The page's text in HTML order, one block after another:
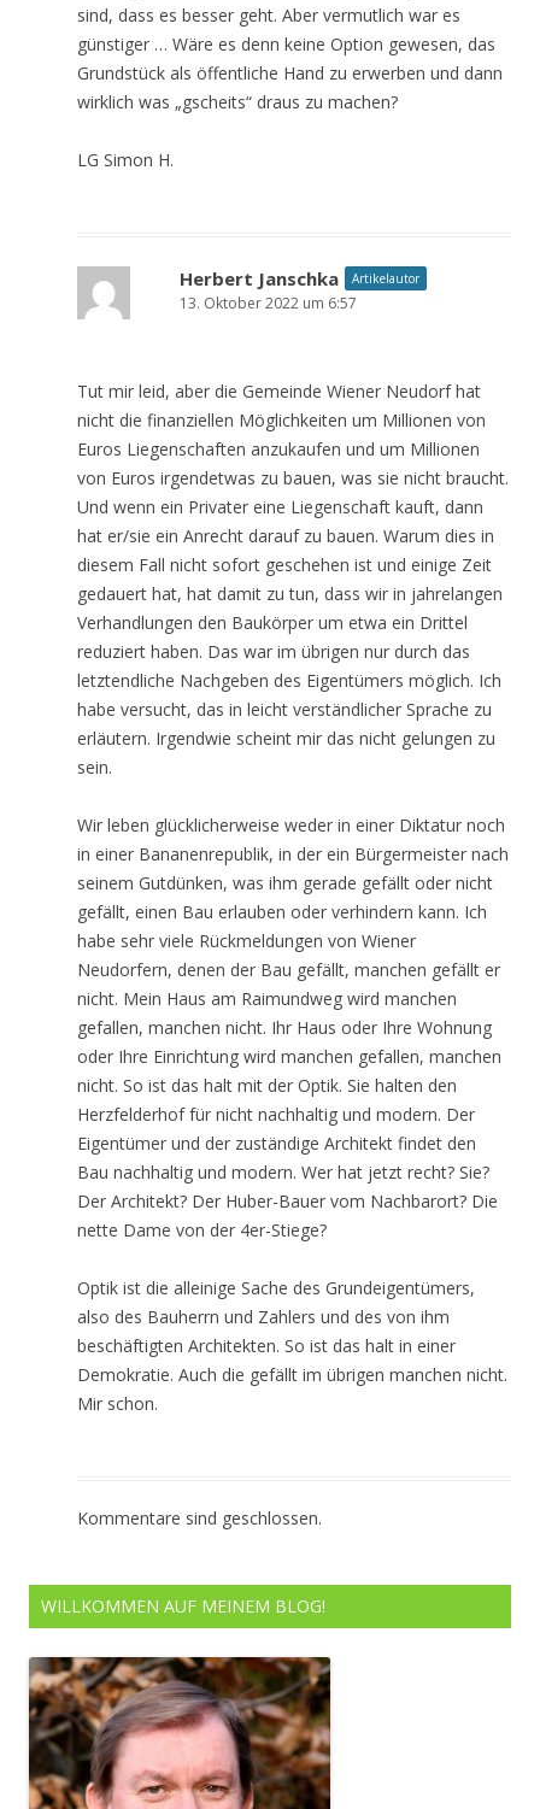
sind, dass es besser geht. Aber vermutlich war es
günstiger … Wäre es denn keine Option gewesen, das
Grundstück als öffentliche Hand zu erwerben und dann
wirklich was „gscheits“ draus zu machen?
LG Simon H.
Herbert Janschka Artikelautor
13. Oktober 2022 um 6:57
Tut mir leid, aber die Gemeinde Wiener Neudorf hat
nicht die finanziellen Möglichkeiten um Millionen von
Euros Liegenschaften anzukaufen und um Millionen
von Euros irgendetwas zu bauen, was sie nicht braucht.
Und wenn ein Privater eine Liegenschaft kauft, dann
hat er/sie ein Anrecht darauf zu bauen. Warum dies in
diesem Fall nicht sofort geschehen ist und einige Zeit
gedauert hat, hat damit zu tun, dass wir in jahrelangen
Verhandlungen den Baukörper um etwa ein Drittel
reduziert haben. Das war im übrigen nur durch das
letztendliche Nachgeben des Eigentümers möglich. Ich
habe versucht, das in leicht verständlicher Sprache zu
erläutern. Irgendwie scheint mir das nicht gelungen zu
sein.
Wir leben glücklicherweise weder in einer Diktatur noch
in einer Bananenrepublik, in der ein Bürgermeister nach
seinem Gutdünken, was ihm gerade gefällt oder nicht
gefällt, einen Bau erlauben oder verhindern kann. Ich
habe sehr viele Rückmeldungen von Wiener
Neudorfern, denen der Bau gefällt, manchen gefällt er
nicht. Mein Haus am Raimundweg wird manchen
gefallen, manchen nicht. Ihr Haus oder Ihre Wohnung
oder Ihre Einrichtung wird manchen gefallen, manchen
nicht. So ist das halt mit der Optik. Sie halten den
Herzfelderhof für nicht nachhaltig und modern. Der
Eigentümer und der zuständige Architekt findet den
Bau nachhaltig und modern. Wer hat jetzt recht? Sie?
Der Architekt? Der Huber-Bauer vom Nachbarort? Die
nette Dame von der 4er-Stiege?
Optik ist die alleinige Sache des Grundeigentümers,
also des Bauherrn und Zahlers und des von ihm
beschäftigten Architekten. So ist das halt in einer
Demokratie. Auch die gefällt im übrigen manchen nicht.
Mir schon.
Kommentare sind geschlossen.
WILLKOMMEN AUF MEINEM BLOG!